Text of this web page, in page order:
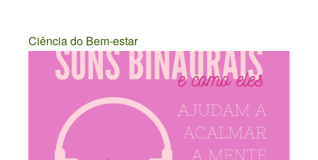
Ciência do Bem-estar